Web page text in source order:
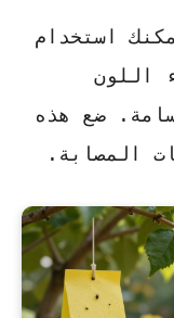
استخدام
اللون
ضع هذه
المصابة.